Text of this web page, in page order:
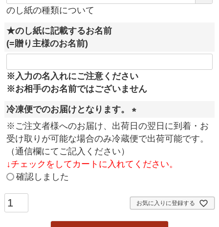
必
)
のし紙の種類について
★のし紙に記載するお名前
(=贈り主様のお名前)
※入力の名入れにご注意ください
※お相手のお名前ではございません
冷凍便でのお届けとなります。
(
必
)
※ご注文者様へのお届け、出荷日の翌日に到着・お
受け取りが可能な場合のみ冷蔵便で出荷可能です。
（通信欄にてご記入ください）
↓チェックをしてカートに入れてください。
確認しました
お気に入りに登録する